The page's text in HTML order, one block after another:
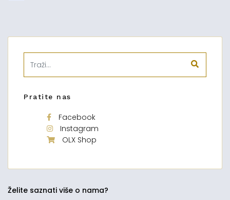
Pratite nas
Facebook
Instagram
OLX Shop
Želite saznati više o nama?